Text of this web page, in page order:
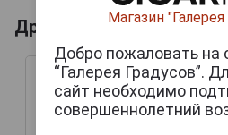
Другие продукты бренда
Магазин
Добро пожаловать на
“Галерея Градусов”.
сайт необходимо
совершеннолетний